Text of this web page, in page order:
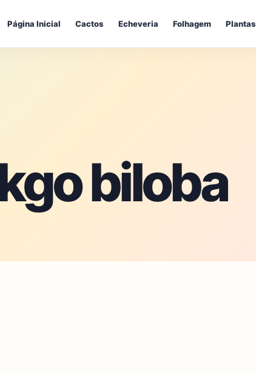
Página Inicial Cactos Echeveria Folhagem Plantas
biloba